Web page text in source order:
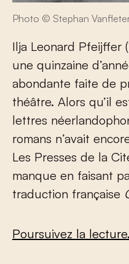
Photo © Stephan
Ilja Leonard Pfeijffer
une quinzaine
abondante faite de
théâtre. Alors qu’il
lettres
romans n’avait
Les Presses de la
manque en faisant
traduction française
Poursuivez la lecture.